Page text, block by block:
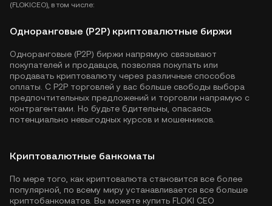
(FLOKICEO), в том числе:
Одноранговые (P2P) криптовалютные биржи
Одноранговые (P2P) биржи напрямую связывают
покупателей и продавцов, позволяя покупать или
продавать криптовалюту через различные способов
оплаты. С P2P торговлей у вас больше свободы выбора
предпочтительных предложений и торговли напрямую с
контрагентами. Но будьте бдительны, опасаясь
потенциально невыгодных курсов и мошенников.
Криптовалютные банкоматы
По мере того, как криптовалюта становится все более
популярной, по всему миру устанавливается все больше
криптобанкоматов. Вы можете купить FLOKI CEO